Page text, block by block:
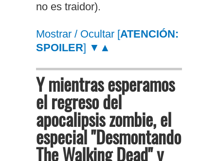
no es traidor).
Mostrar / Ocultar [ATENCIÓN:
SPOILER] ▼▲
Y mientras esperamos
el regreso del
apocalipsis zombie, el
especial "Desmontando
The Walking Dead" y